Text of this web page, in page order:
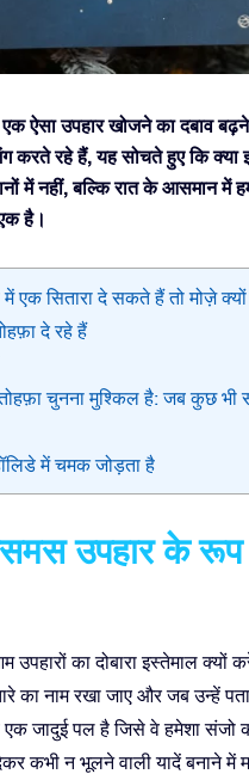
उपहार खोजने का दबाव बढ़ने
करते रहे हैं, यह सोचते हुए कि
में नहीं, बल्कि रात के आसमान में
है।
सितारा दे सकते हैं तो मोज़े
दे रहे हैं
चुनना मुश्किल है: जब कुछ भी
में चमक जोड़ता है
उपहार के रूप
का दोबारा इस्तेमाल
का नाम रखा जाए और जब उन्हें
जादुई पल है जिसे वे हमेशा संजो
कभी न भूलने वाली यादें बनाने में